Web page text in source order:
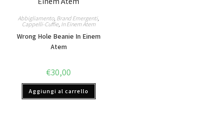
Abbigliamento, Brand Emergenti,
Cappelli-Cuffie, In Einem Atem
Wrong Hole Beanie In Einem
Atem
€30,00
Aggiungi al carrello